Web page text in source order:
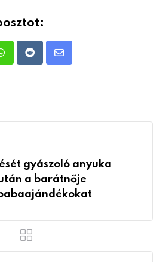
WhatsappRedditShare
gyászoló anyuka
a barátnője